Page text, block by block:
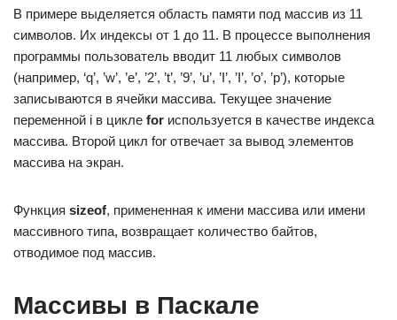
В примере выделяется область памяти под массив из 11
символов. Их индексы от 1 до 11. В процессе выполнения
программы пользователь вводит 11 любых символов
(например, ‘q’, ’w’, ’e’, ’2’, ’t’, ’9’, ’u’, ’I’, ’I’, ’o’, ’p’), которые
записываются в ячейки массива. Текущее значение
переменной i в цикле for используется в качестве индекса
массива. Второй цикл for отвечает за вывод элементов
массива на экран.
Функция sizeof, примененная к имени массива или имени
массивного типа, возвращает количество байтов,
отводимое под массив.
Массивы в Паскале